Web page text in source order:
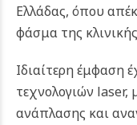
Ελλάδας, όπου
φάσμα της
Ιδιαίτερη έμφαση
τεχνολογιών laser,
ανάπλασης και